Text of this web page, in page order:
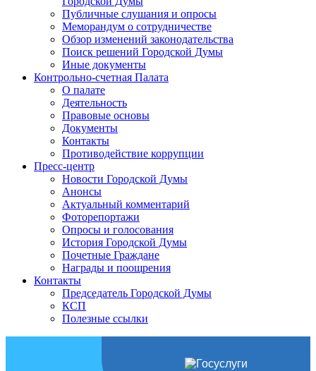
Публичные слушания и опросы
Меморандум о сотрудничестве
Обзор изменений законодательства
Поиск решений Городской Думы
Иные документы
Контрольно-счетная Палата
О палате
Деятельность
Правовые основы
Документы
Контакты
Противодействие коррупции
Пресс-центр
Новости Городской Думы
Анонсы
Актуальный комментарий
Фоторепортажи
Опросы и голосования
История Городской Думы
Почетные Граждане
Награды и поощрения
Контакты
Председатель Городской Думы
КСП
Полезные ссылки